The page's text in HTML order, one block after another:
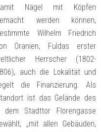
Nägel mit Köpfen
werden können,
Wilhelm Friedrich
Oranien, Fuldas erster
Herrscher (1802-
auch die Lokalität und
die Finanzierung. Als
ist das Gelände des
Stadttor Florengasse
„mit allen Gebäuden,